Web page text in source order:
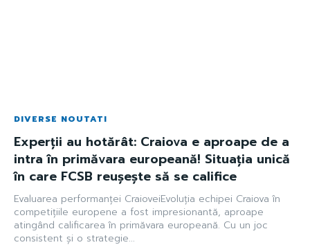
DIVERSE NOUTATI
Experții au hotărât: Craiova e aproape de a
intra în primăvara europeană! Situația unică
în care FCSB reușește să se califice
Evaluarea performanței CraioveiEvoluția echipei Craiova în
competițiile europene a fost impresionantă, aproape
atingând calificarea în primăvara europeană. Cu un joc
consistent și o strategie...